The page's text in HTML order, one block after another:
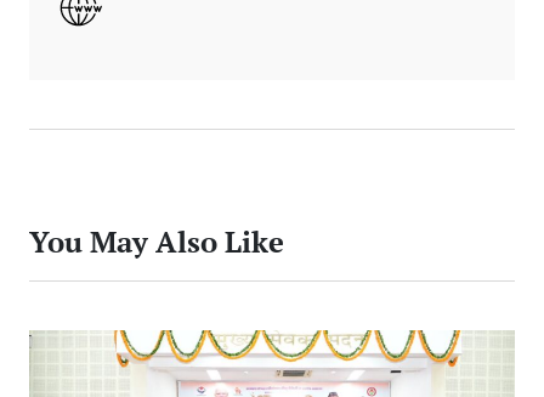
You May Also Like